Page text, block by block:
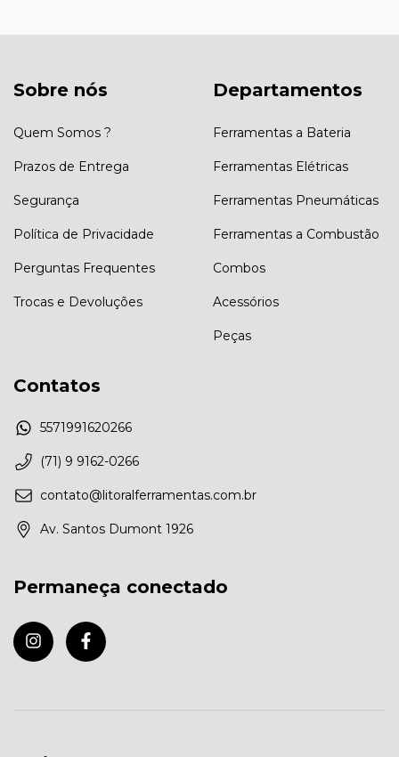
Sobre nós
Quem Somos ?
Prazos de Entrega
Segurança
Política de Privacidade
Perguntas Frequentes
Trocas e Devoluções
Departamentos
Ferramentas a Bateria
Ferramentas Elétricas
Ferramentas Pneumáticas
Ferramentas a Combustão
Combos
Acessórios
Peças
Contatos
5571991620266
(71) 9 9162-0266
contato@litoralferramentas.com.br
Av. Santos Dumont 1926
Permaneça conectado